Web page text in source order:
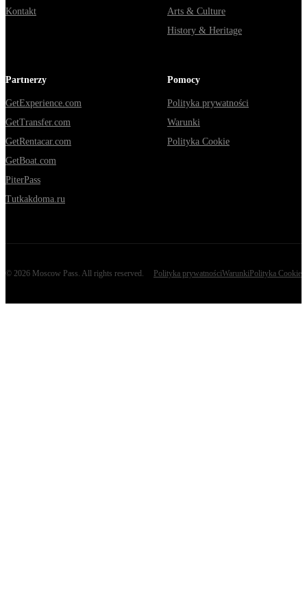
Kontakt
Arts & Culture
History & Heritage
Partnerzy
GetExperience.com
GetTransfer.com
GetRentacar.com
GetBoat.com
PiterPass
Tutkakdoma.ru
Pomocy
Polityka prywatności
Warunki
Polityka Cookie
© 2026 Moscow Pass . All rights reserved. Polityka prywatnościWarunkiPolityka Cookie